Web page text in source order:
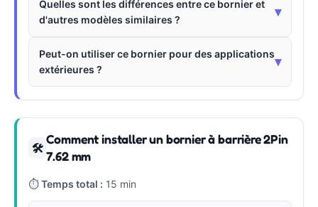
Quelles sont les différences entre ce bornier et
d'autres modèles similaires ?
▾
Peut-on utiliser ce bornier pour des applications
extérieures ?
▾
🛠
Comment installer un bornier à barrière 2Pin
7.62 mm
⏱Temps total : 15 min